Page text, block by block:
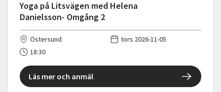
Yoga på Litsvägen med Helena
Danielsson- Omgång 2
Östersund
tors 2026-11-05
18:30
Läs mer och anmäl